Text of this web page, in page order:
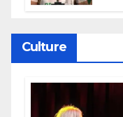
Culture